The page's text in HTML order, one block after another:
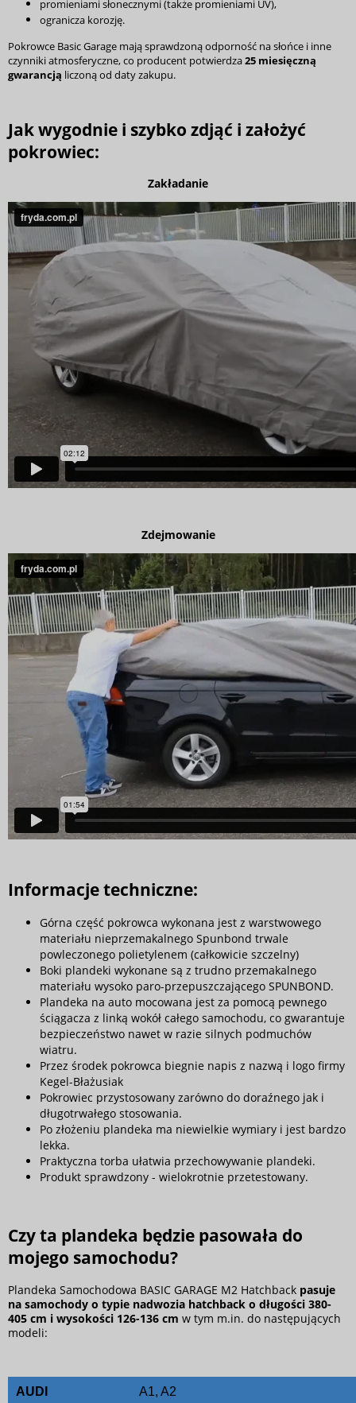
promieniami słonecznymi (także promieniami UV),
ogranicza korozję.
Pokrowce Basic Garage mają sprawdzoną odporność na słońce i inne
czynniki atmosferyczne, co producent potwierdza25 miesięczną
gwarancją liczoną od daty zakupu.
Jak wygodnie i szybko zdjąć i założyć
pokrowiec:
Zakładanie
Zdejmowanie
Informacje techniczne:
Górna część pokrowca wykonana jest z warstwowego
materiału nieprzemakalnego Spunbond trwale
powleczonego polietylenem (całkowicie szczelny)
Boki plandeki wykonane są z trudno przemakalnego
materiału wysoko paro-przepuszczającego SPUNBOND.
Plandeka na auto mocowana jest za pomocą pewnego
ściągacza z linką wokół całego samochodu, co gwarantuje
bezpieczeństwo nawet w razie silnych podmuchów
wiatru.
Przez środek pokrowca biegnie napis z nazwą i logo firmy
Kegel-Błażusiak
Pokrowiec przystosowany zarówno do doraźnego jak i
długotrwałego stosowania.
Po złożeniu plandeka ma niewielkie wymiary i jest bardzo
lekka.
Praktyczna torba ułatwia przechowywanie plandeki.
Produkt sprawdzony - wielokrotnie przetestowany.
Czy ta plandeka będzie pasowała do
mojego samochodu?
Plandeka Samochodowa BASIC GARAGE M2 Hatchback pasuje
na samochody o typie nadwozia hatchback o długości 380-
405 cm i wysokości 126-136 cm w tym m.in. do następujących
modeli:
AUDI A1, A2